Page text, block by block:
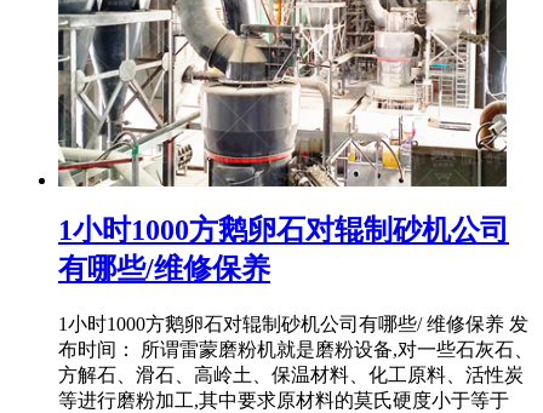
1小时1000方鹅卵石对辊制砂机公司
有哪些/维修保养
1小时1000方鹅卵石对辊制砂机公司有哪些/ 维修保养 发
布时间： 所谓雷蒙磨粉机就是磨粉设备,对一些石灰石、
方解石、滑石、高岭土、保温材料、化工原料、活性炭
等进行磨粉加工,其中要求原材料的莫氏硬度小于等于